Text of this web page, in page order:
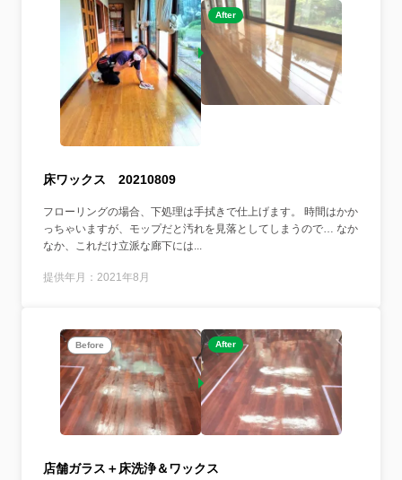
After
床ワックス 20210809
フローリングの場合、下処理は手拭きで仕上げます。 時間はかか
っちゃいますが、モップだと汚れを見落としてしまうので… なか
なか、これだけ立派な廊下には...
提供年月：2021年8月
Before After
店舗ガラス＋床洗浄＆ワックス